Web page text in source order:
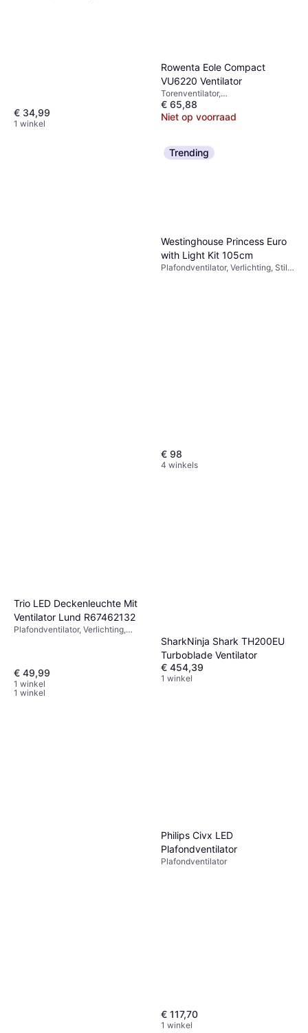
€ 34,99
1 winkel
Rowenta Eole Compact
VU6220 Ventilator
Torenventilator,
Afstandsbediening, Timer,
Zwenkend
€ 65,88
Niet op voorraad
Torenventilator
€ 130,64
1 winkel
Trending
Westinghouse Princess Euro
with Light Kit 105cm
Plafondventilator, Verlichting, Stil
€ 98
4 winkels
Trio LED Deckenleuchte Mit
Ventilator Lund R67462132
Plafondventilator, Verlichting,
€ 49,99
1 winkel
SharkNinja Shark TH200EU
Turboblade Ventilator
€ 454,39
1 winkel
Philips Civx LED
Plafondventilator
Plafondventilator
€ 117,70
1 winkel